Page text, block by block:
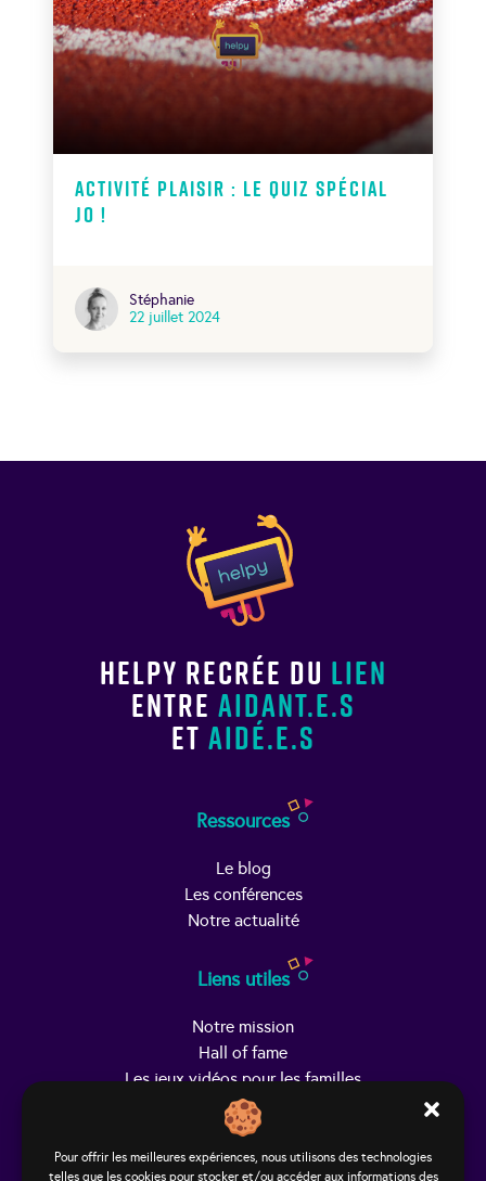
Pour offrir les meilleures expériences, nous utilisons des technologies
telles que les cookies pour stocker et/ou accéder aux informations des
Activité plaisir : Le quiz spécial
JO !
Stéphanie
22 juillet 2024
Helpy recrée du lien
entre aidant.e.s
et aidé.e.s
Ressources
Le blog
Les conférences
Notre actualité
Liens utiles
Notre mission
Hall of fame
Les jeux vidéos pour les familles
Trouver Helpy